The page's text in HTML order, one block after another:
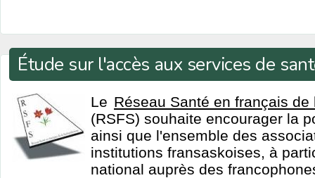
Étude sur l'accès aux services de
Le Réseau Santé en français
(RSFS) souhaite encourager la
ainsi que l'ensemble des
institutions fransaskoises, à
national auprès des